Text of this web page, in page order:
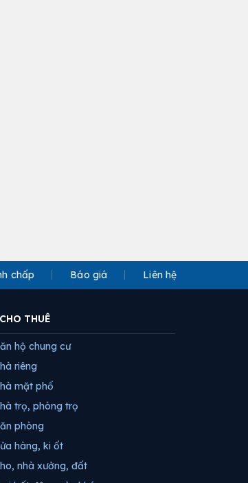
chấp Báo giá Liên hệ
THUÊ
hộ chung cư
riêng
mặt phố
trọ, phòng trọ
phòng
hàng, ki ốt
nhà xưởng, đất